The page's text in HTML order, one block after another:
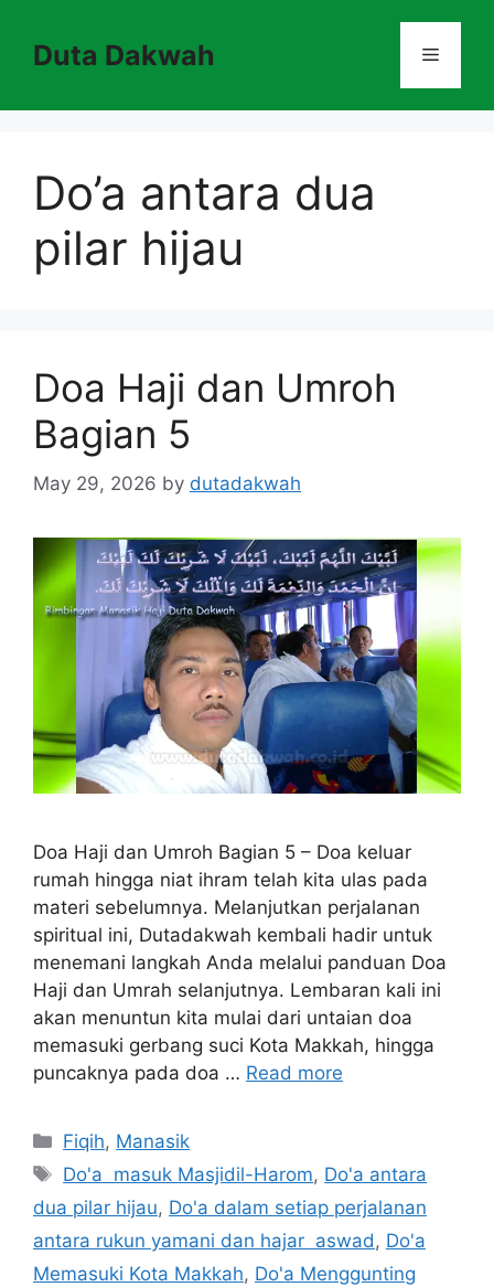
contentDuta Dakwah Menu
Do’a antara dua
pilar hijau
Doa Haji dan Umroh
Bagian 5
May 29, 2026 by dutadakwah
Doa Haji dan Umroh Bagian 5 – Doa keluar
rumah hingga niat ihram telah kita ulas pada
materi sebelumnya. Melanjutkan perjalanan
spiritual ini, Dutadakwah kembali hadir untuk
menemani langkah Anda melalui panduan Doa
Haji dan Umrah selanjutnya. Lembaran kali ini
akan menuntun kita mulai dari untaian doa
memasuki gerbang suci Kota Makkah, hingga
puncaknya pada doa … Read more
Categories
Fiqih, Manasik
Tags
Do'a masuk Masjidil-Harom, Do'a antara
dua pilar hijau, Do'a dalam setiap perjalanan
antara rukun yamani dan hajar aswad, Do'a
Memasuki Kota Makkah, Do'a Menggunting